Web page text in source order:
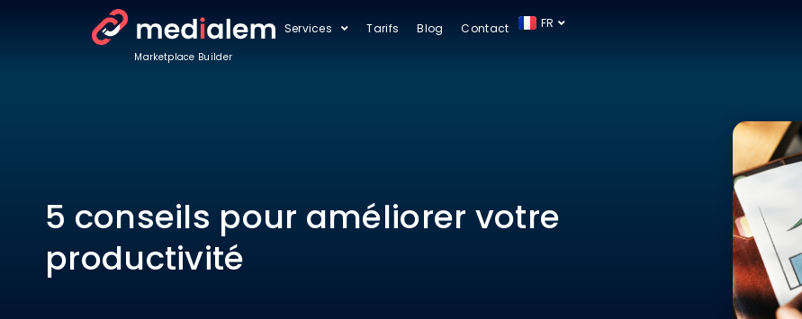
Marketplace Builder
Services Tarifs Blog Contact FR
ES
5 conseils pour améliorer votre
productivité